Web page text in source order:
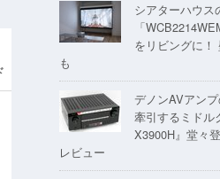
シアターハウス
「
をリビングに！
も
デノンAVアン
牽引するミドル
X3900H』堂々
レビュー